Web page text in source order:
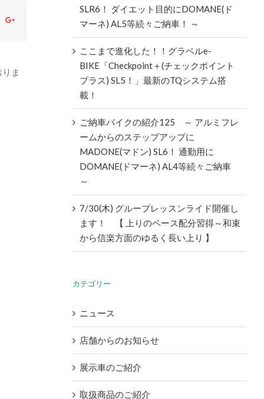
Google+
ま
SLR6！ ダイエット目的にDOMANE(ド
マーネ) AL5等続々ご納車！ ～
ここまで進化した！！グラベルe-
BIKE「Checkpoint＋(チェックポイント
プラス) SL5！」最新のTQシステム搭
載！
ご納車バイクの紹介125 ～ アルミフレ
ームからのステップアップに
MADONE(マドン) SL6！ 通勤用に
DOMANE(ドマーネ) AL4等続々ご納車
～
7/30(木) グループレッスンライド開催し
ます！ 【 上りのペース配分習得～和束
から信楽方面のゆるく長い上り 】
カテゴリー
ニュース
店舗からのお知らせ
展示車のご紹介
取扱商品のご紹介